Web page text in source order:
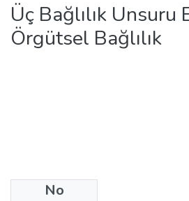
Analyze
Request/Question
Üç Bağlılık Unsuru
Örgütsel Bağlılık
No